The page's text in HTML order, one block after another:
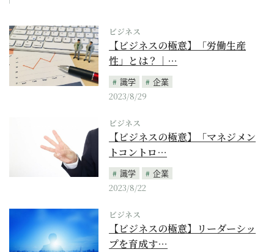
ビジネス
【ビジネスの極意】「労働生産
性」とは？｜…
識学
企業
2023/8/29
ビジネス
【ビジネスの極意】「マネジメン
トコントロ…
識学
企業
2023/8/22
ビジネス
【ビジネスの極意】リーダーシッ
プを育成す…